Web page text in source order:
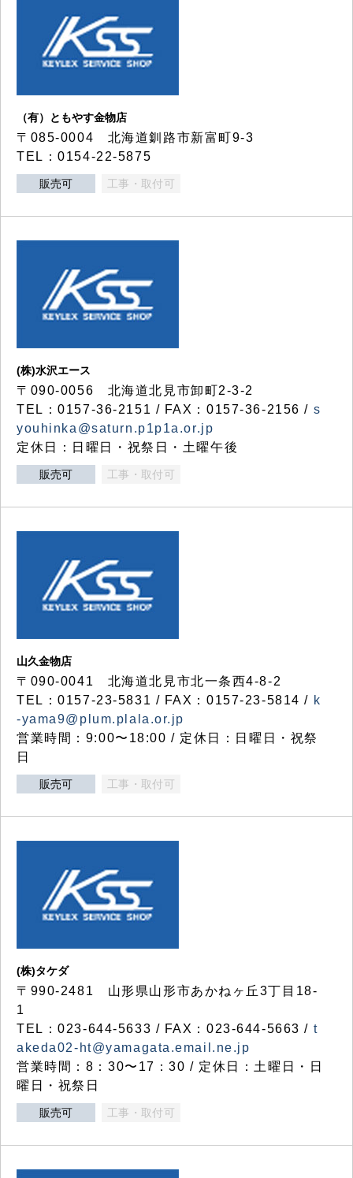
（有）ともやす金物店
〒085-0004 北海道釧路市新富町9-3
TEL：0154-22-5875
販売可 工事・取付可
(株)水沢エース
〒090-0056 北海道北見市卸町2-3-2
TEL：0157-36-2151 / FAX：0157-36-2156 / s
youhinka@saturn.p1p1a.or.jp
定休日：日曜日・祝祭日・土曜午後
販売可 工事・取付可
山久金物店
〒090-0041 北海道北見市北一条西4-8-2
TEL：0157-23-5831 / FAX：0157-23-5814 / k
-yama9@plum.plala.or.jp
営業時間：9:00〜18:00 / 定休日：日曜日・祝祭
日
販売可 工事・取付可
(株)タケダ
〒990-2481 山形県山形市あかねヶ丘3丁目18-
1
TEL：023-644-5633 / FAX：023-644-5663 / t
akeda02-ht@yamagata.email.ne.jp
営業時間：8：30〜17：30 / 定休日：土曜日・日
曜日・祝祭日
販売可 工事・取付可